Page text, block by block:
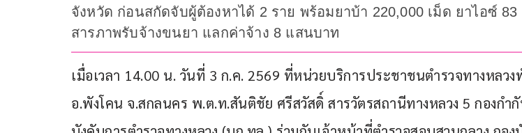
จังหวัด ก่อนสกัดจับผู้ต้องหาได้ 2 ราย พร้อมยาบ้า 220,000 เม็ด ยาไอซ์
สารภาพรับจ้างขนยา แลกค่าจ้าง 8 แสนบาท
เมื่อเวลา 14.00 น. วันที่ 3 ก.ค. 2569 ที่หน่วยบริการประชาชนตำรวจทางหลวง
อ.พังโคน จ.สกลนคร พ.ต.ท.สันติชัย ศรีสวัสดิ์ สารวัตรสถานีทางหลวง 5 กองกำ